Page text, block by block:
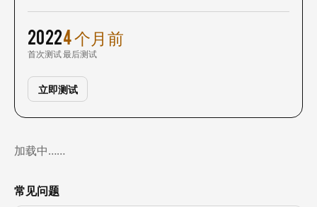
2022
首次测试
4 个月前
最后测试
立即测试
加载中……
常见问题